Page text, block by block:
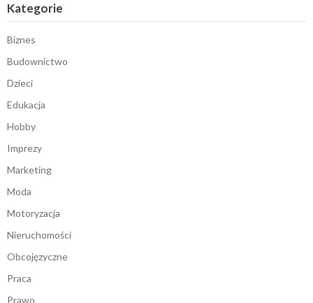
Kategorie
Biznes
Budownictwo
Dzieci
Edukacja
Hobby
Imprezy
Marketing
Moda
Motoryzacja
Nieruchomości
Obcojęzyczne
Praca
Prawo